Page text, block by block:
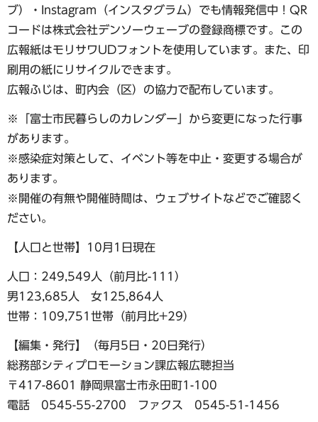
ブ）・Instagram（インスタグラム）でも情報発信中！QR
コードは株式会社デンソーウェーブの登録商標です。この
広報紙はモリサワUDフォントを使用しています。また、印
刷用の紙にリサイクルできます。
広報ふじは、町内会（区）の協力で配布しています。
※「富士市民暮らしのカレンダー」から変更になった行事
があります。
※感染症対策として、イベント等を中止・変更する場合が
あります。
※開催の有無や開催時間は、ウェブサイトなどでご確認く
ださい。
【人口と世帯】10月1日現在
人口：249,549人（前月比-111）
男123,685人 女125,864人
世帯：109,751世帯（前月比+29）
【編集・発行】（毎月5日・20日発行）
総務部シティプロモーション課広報広聴担当
〒417-8601 静岡県富士市永田町1-100
電話 0545-55-2700 ファクス 0545-51-1456